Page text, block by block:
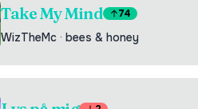
Take My Mind 74
WizTheMc · bees & honey